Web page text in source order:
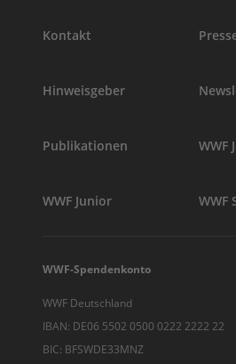
Kontakt
Hinweisgeber
Publikationen WWF
WWF Junior WWF
WWF-Spendenkonto
WWF Deutschland
IBAN: DE06 5502 0500 0222 2222 22
BIC: BFSWDE33MNZ